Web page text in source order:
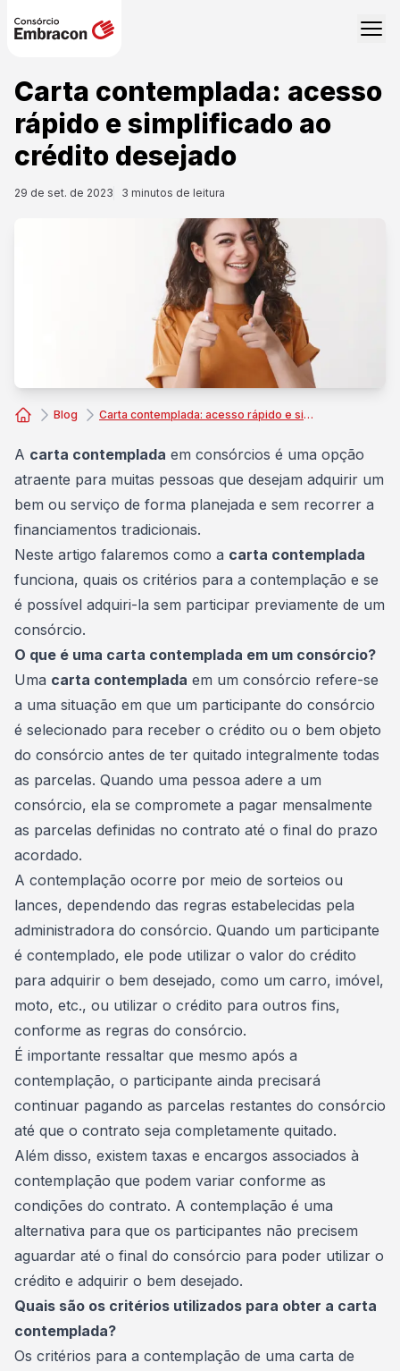
Carta contemplada: acesso
rápido e simplificado ao
crédito desejado
29 de set. de 2023 3 minutos de leitura
Blog Carta contemplada: acesso rápido e simplificado ao crédito desejado
A carta contemplada em consórcios é uma opção
atraente para muitas pessoas que desejam adquirir um
bem ou serviço de forma planejada e sem recorrer a
financiamentos tradicionais.
Neste artigo falaremos como a carta contemplada
funciona, quais os critérios para a contemplação e se
é possível adquiri-la sem participar previamente de um
consórcio.
O que é uma carta contemplada em um consórcio?
Uma carta contemplada em um consórcio refere-se
a uma situação em que um participante do consórcio
é selecionado para receber o crédito ou o bem objeto
do consórcio antes de ter quitado integralmente todas
as parcelas. Quando uma pessoa adere a um
consórcio, ela se compromete a pagar mensalmente
as parcelas definidas no contrato até o final do prazo
acordado.
A contemplação ocorre por meio de sorteios ou
lances, dependendo das regras estabelecidas pela
administradora do consórcio. Quando um participante
é contemplado, ele pode utilizar o valor do crédito
para adquirir o bem desejado, como um carro, imóvel,
moto, etc., ou utilizar o crédito para outros fins,
conforme as regras do consórcio.
É importante ressaltar que mesmo após a
contemplação, o participante ainda precisará
continuar pagando as parcelas restantes do consórcio
até que o contrato seja completamente quitado.
Além disso, existem taxas e encargos associados à
contemplação que podem variar conforme as
condições do contrato. A contemplação é uma
alternativa para que os participantes não precisem
aguardar até o final do consórcio para poder utilizar o
crédito e adquirir o bem desejado.
Quais são os critérios utilizados para obter a carta
contemplada?
Os critérios para a contemplação de uma carta de